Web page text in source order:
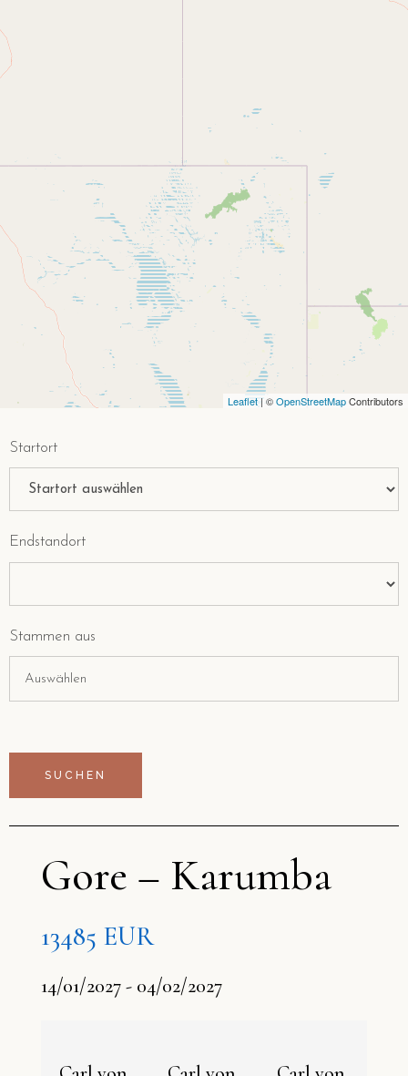
Leaflet | ©OpenStreetMapContributors
Startort
Endstandort
Stammen aus
Gore – Karumba
13485 EUR
14/01/2027 - 04/02/2027